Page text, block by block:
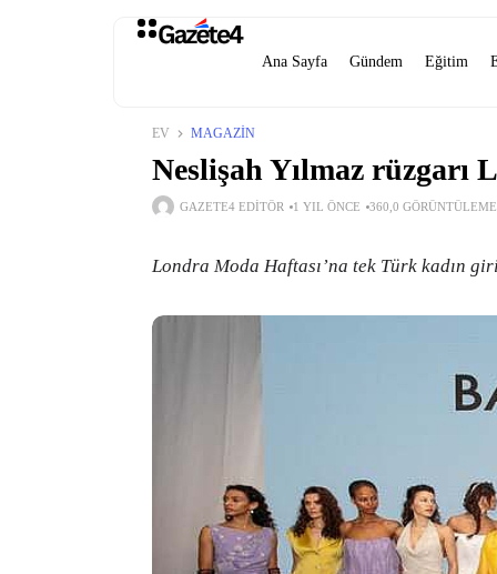
Ana Sayfa Gündem Eğitim
EV MAGAZIN
Neslişah Yılmaz rüzgarı
GAZETE4 EDITÖR 1 YIL ÖNCE 360,0 GÖRÜNTÜLEME
Londra Moda Haftası’na tek Türk kadın